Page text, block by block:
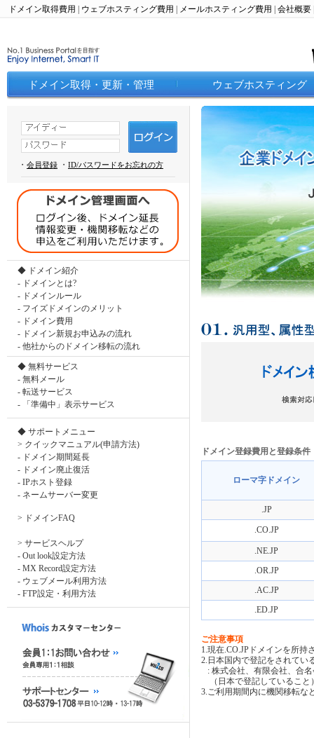
ドメイン取得費用 ウェブホスティング費用 メールホスティング費用 会社概要
ドメイン取得・更新・管理 ウェブホスティング
・ 会員登録 ・ ID/パスワードをお忘れの方
◆ ドメイン紹介
- ドメインとは?
- ドメインルール
- フイズドメインのメリット
- ドメイン費用
- ドメイン新規お申込みの流れ
- 他社からのドメイン移転の流れ
◆ 無料サービス
- 無料メール
- 転送サービス
-
「準備中」表示サービス
◆ サポートメニュー
> クイックマニュアル(申請方法)
- ドメイン期間延長
- ドメイン廃止復活
- IPホスト登録
- ネームサーバー変更
> ドメインFAQ
> サービスヘルプ
- Out look設定方法
- MX Record設定方法
- ウェブメール利用方法
- FTP設定・利用方法
ドメイン登録費用と登録条件
ローマ字ドメイン
.JP
.CO.JP
.NE.JP
.OR.JP
.AC.JP
.ED.JP
ご注意事項
1.現在.CO.JPドメインを所
2.日本国内で登記をされてい
: 株式会社、有限会社、合
（日本で登記していること
3.ご利用期間内に機関移転な